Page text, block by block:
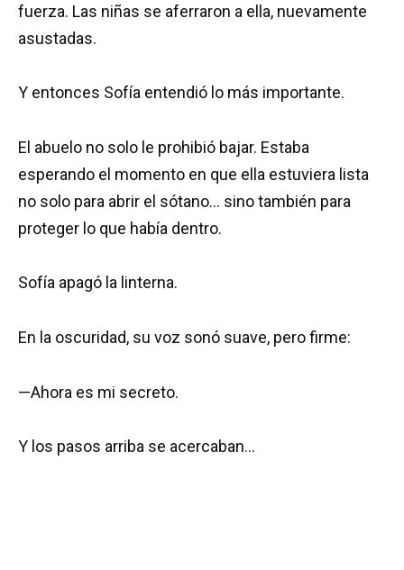
fuerza. Las niñas se aferraron a ella, nuevamente
asustadas.
Y entonces Sofía entendió lo más importante.
El abuelo no solo le prohibió bajar. Estaba
esperando el momento en que ella estuviera lista
no solo para abrir el sótano… sino también para
proteger lo que había dentro.
Sofía apagó la linterna.
En la oscuridad, su voz sonó suave, pero firme:
—Ahora es mi secreto.
Y los pasos arriba se acercaban…